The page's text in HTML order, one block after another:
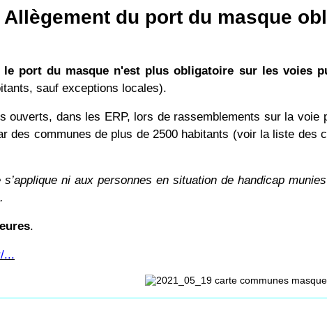
Allègement du port du masque
le port du masque n'est plus obligatoire sur les voies
sauf exceptions locales).
ouverts, dans les ERP, lors de rassemblements sur la
des communes de plus de 2500 habitants (voir la liste des
s’applique ni aux personnes en situation de handicap
.
...